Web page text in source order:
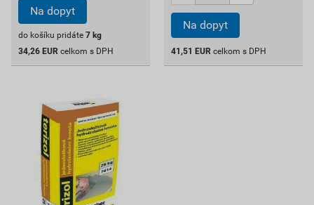
Na dopyt
do košíku pridáte 7 kg
34,26 EUR celkom s DPH
Na dopyt
41,51 EUR celkom s DPH